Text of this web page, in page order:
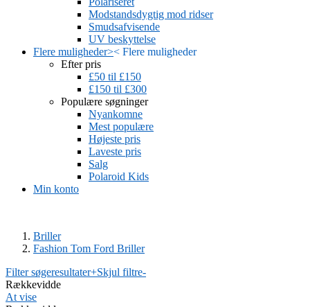
Modstandsdygtig mod ridser
Smudsafvisende
UV beskyttelse
Flere muligheder>< Flere muligheder
Efter pris
£50 til £150
£150 til £300
Populære søgninger
Nyankomne
Mest populære
Højeste pris
Laveste pris
Salg
Polaroid Kids
Min konto
Briller
Fashion Tom Ford Briller
Filter søgeresultater+Skjul filtre-
Rækkevidde
At vise